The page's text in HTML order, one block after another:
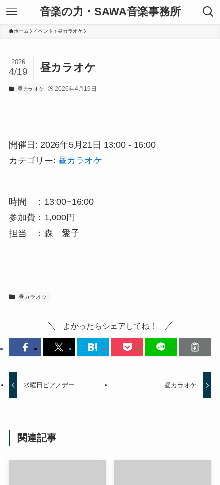
音楽の力・SAWA音楽事務所
ホーム イベント 昼カラオケ
昼カラオケ
2026
4/19
昼カラオケ 2026年4月19日
開催日: 2026年5月21日 13:00 - 16:00
カテゴリー: 昼カラオケ
時間 ：13:00~16:00
参加費：1,000円
担当 ：森 愛子
昼カラオケ
よかったらシェアしてね！
水曜日ピアノデー 昼カラオケ
関連記事